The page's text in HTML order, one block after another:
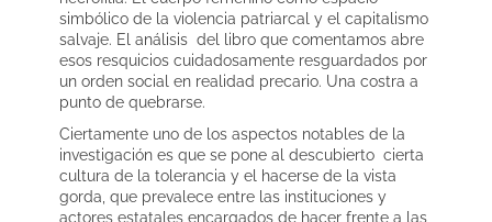
simbólico de la violencia patriarcal y el capitalismo
salvaje. El análisis del libro que comentamos abre
esos resquicios cuidadosamente resguardados por
un orden social en realidad precario. Una costra a
punto de quebrarse.
Ciertamente uno de los aspectos notables de la
investigación es que se pone al descubierto cierta
cultura de la tolerancia y el hacerse de la vista
gorda, que prevalece entre las instituciones y
actores estatales encargados de hacer frente a las